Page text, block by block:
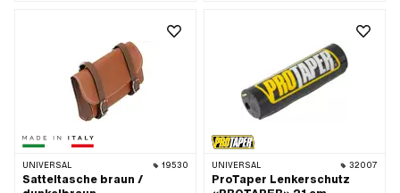
UNIVERSAL 19530
Satteltasche braun /
UNIVERSAL 32007
ProTaper Lenkerschutz